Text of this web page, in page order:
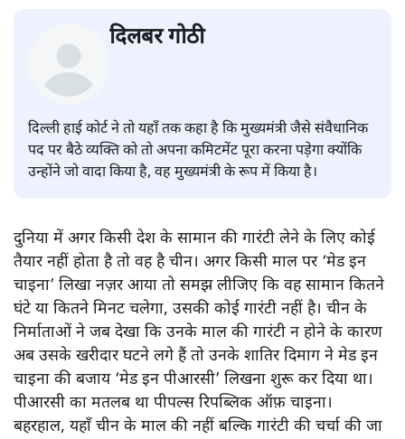
दिलबर गोठी
दिल्ली हाई कोर्ट ने तो यहाँ तक कहा है कि मुख्यमंत्री जैसे संवैधानिक
पद पर बैठे व्यक्ति को तो अपना कमिटमेंट पूरा करना पड़ेगा क्योंकि
उन्होंने जो वादा किया है, वह मुख्यमंत्री के रूप में किया है।